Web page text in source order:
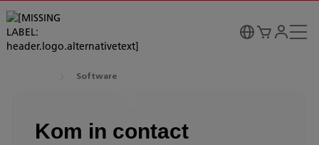
Software
Kom in contact